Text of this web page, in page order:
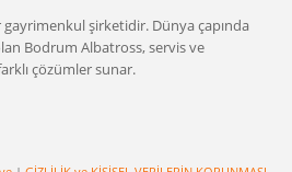
şirketidir. Dünya çapında
Bodrum Albatross, servis ve
çözümler sunar.